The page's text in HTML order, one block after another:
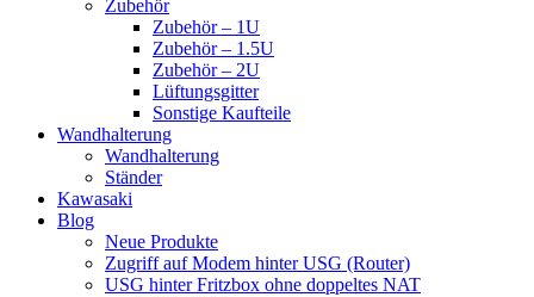
Zubehör
Zubehör – 1U
Zubehör – 1.5U
Zubehör – 2U
Lüftungsgitter
Sonstige Kaufteile
Wandhalterung
Wandhalterung
Ständer
Kawasaki
Blog
Neue Produkte
Zugriff auf Modem hinter USG (Router)
USG hinter Fritzbox ohne doppeltes NAT